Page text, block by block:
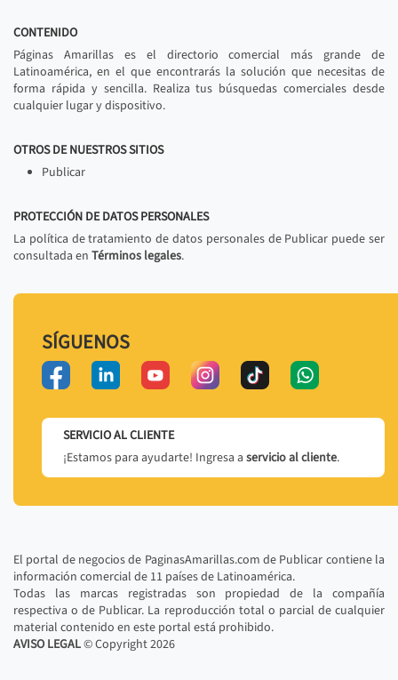
CONTENIDO
Páginas Amarillas es el directorio comercial más grande de
Latinoamérica, en el que encontrarás la solución que necesitas de
forma rápida y sencilla. Realiza tus búsquedas comerciales desde
cualquier lugar y dispositivo.
OTROS DE NUESTROS SITIOS
Publicar
PROTECCIÓN DE DATOS PERSONALES
La política de tratamiento de datos personales de Publicar puede ser
consultada en Términos legales.
SÍGUENOS
SERVICIO AL CLIENTE
¡Estamos para ayudarte! Ingresa a servicio al cliente.
El portal de negocios de PaginasAmarillas.com de Publicar contiene la
información comercial de 11 países de Latinoamérica.
Todas las marcas registradas son propiedad de la compañía
respectiva o de Publicar. La reproducción total o parcial de cualquier
material contenido en este portal está prohibido.
AVISO LEGAL© Copyright2026